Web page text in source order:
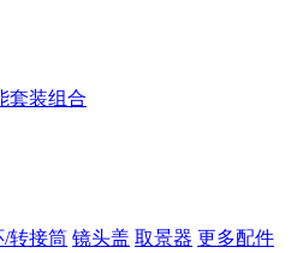
套装组合
/转接筒 镜头盖 取景器 更多配件